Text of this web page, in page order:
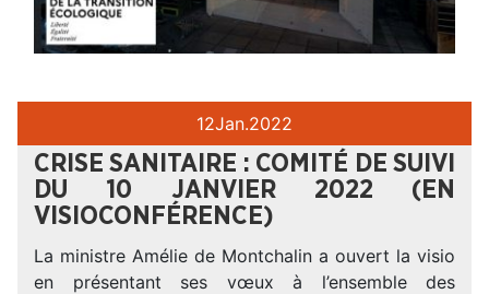
12Jan.2022
CRISE SANITAIRE : COMITÉ DE SUIVI
DU 10 JANVIER 2022 (EN
VISIOCONFÉRENCE)
La ministre Amélie de Montchalin a ouvert la visio
en présentant ses vœux à l’ensemble des